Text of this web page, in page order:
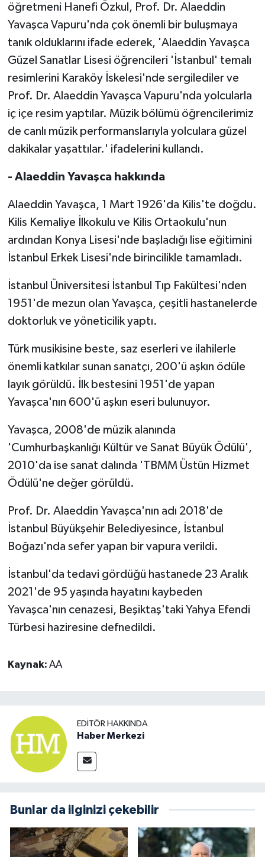
öğretmeni Hanefi Özkul, Prof. Dr. Alaeddin
Yavaşca Vapuru'nda çok önemli bir buluşmaya
tanık olduklarını ifade ederek, 'Alaeddin Yavaşca
Güzel Sanatlar Lisesi öğrencileri 'İstanbul' temalı
resimlerini Karaköy İskelesi'nde sergilediler ve
Prof. Dr. Alaeddin Yavaşca Vapuru'nda yolcularla
iç içe resim yaptılar. Müzik bölümü öğrencilerimiz
de canlı müzik performanslarıyla yolculara güzel
dakikalar yaşattılar.' ifadelerini kullandı.
- Alaeddin Yavaşca hakkında
Alaeddin Yavaşca, 1 Mart 1926'da Kilis'te doğdu.
Kilis Kemaliye İlkokulu ve Kilis Ortaokulu'nun
ardından Konya Lisesi'nde başladığı lise eğitimini
İstanbul Erkek Lisesi'nde birincilikle tamamladı.
İstanbul Üniversitesi İstanbul Tıp Fakültesi'nden
1951'de mezun olan Yavaşca, çeşitli hastanelerde
doktorluk ve yöneticilik yaptı.
Türk musikisine beste, saz eserleri ve ilahilerle
önemli katkılar sunan sanatçı, 200'ü aşkın ödüle
layık görüldü. İlk bestesini 1951'de yapan
Yavaşca'nın 600'ü aşkın eseri bulunuyor.
Yavaşca, 2008'de müzik alanında
'Cumhurbaşkanlığı Kültür ve Sanat Büyük Ödülü',
2010'da ise sanat dalında 'TBMM Üstün Hizmet
Ödülü'ne değer görüldü.
Prof. Dr. Alaeddin Yavaşca'nın adı 2018'de
İstanbul Büyükşehir Belediyesince, İstanbul
Boğazı'nda sefer yapan bir vapura verildi.
İstanbul'da tedavi gördüğü hastanede 23 Aralık
2021'de 95 yaşında hayatını kaybeden
Yavaşca'nın cenazesi, Beşiktaş'taki Yahya Efendi
Türbesi haziresine defnedildi.
Kaynak: AA
EDITÖR HAKKINDA
Haber Merkezi
Bunlar da ilginizi çekebilir